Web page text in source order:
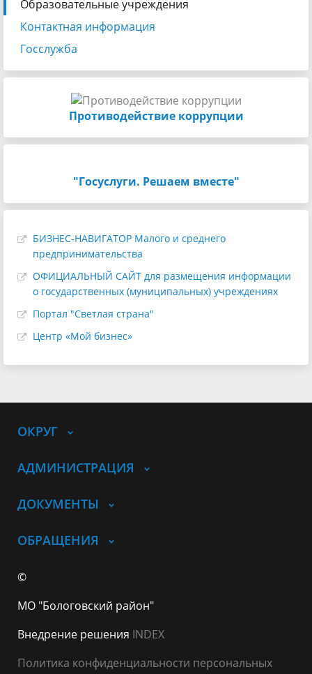
Образовательные учреждения
Контактная информация
Госслужба
Противодействие коррупции
"Госуслуги. Решаем вместе"
БИЗНЕС-НАВИГАТОР Малого и среднего
предпринимательства
ОФИЦИАЛЬНЫЙ САЙТ для размещения информации
о государственных (муниципальных) учреждениях
Портал "Светлая страна"
Центр «Мой бизнес»
ОКРУГ
АДМИНИСТРАЦИЯ
ДОКУМЕНТЫ
ОБРАЩЕНИЯ
©
МО "Бологовский район"
Внедрение решения INDEX
Политика конфиденциальности персональных